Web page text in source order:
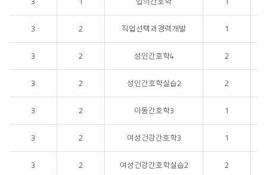
3 2 직업선택과경력개발 1
3 2 성인간호학4 2
3 2 성인간호학실습2 2
3 2 아동간호학3 1
3 2 여성건강간호학3 1
3 2 여성건강간호학실습2 2